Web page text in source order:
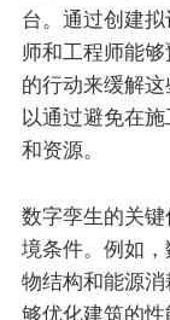
台。通过创建
师和工程师能
的行动来缓解
以通过避免在
和资源。
数字孪生的关
境条件。例如
物结构和能源
够优化建筑的